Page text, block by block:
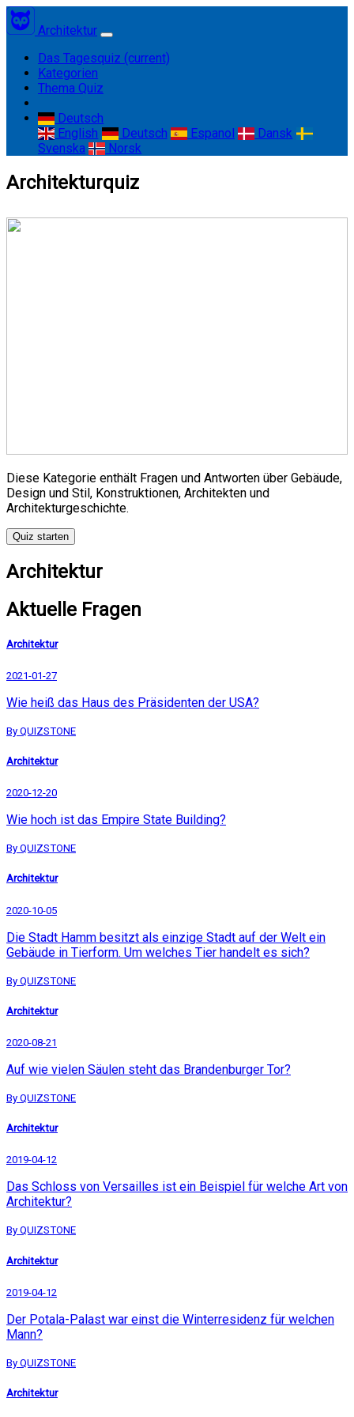
Architektur
Das Tagesquiz (current)
Kategorien
Thema Quiz
Deutsch
English
Deutsch Espanol
Dansk
Svenska
Norsk
Architekturquiz
Diese Kategorie enthält Fragen und Antworten über Gebäude,
Design und Stil, Konstruktionen, Architekten und
Architekturgeschichte.
Quiz starten
Architektur
Aktuelle Fragen
Architektur
2021-01-27
Wie heiß das Haus des Präsidenten der USA?
By QUIZSTONE
Architektur
2020-12-20
Wie hoch ist das Empire State Building?
By QUIZSTONE
Architektur
2020-10-05
Die Stadt Hamm besitzt als einzige Stadt auf der Welt ein
Gebäude in Tierform. Um welches Tier handelt es sich?
By QUIZSTONE
Architektur
2020-08-21
Auf wie vielen Säulen steht das Brandenburger Tor?
By QUIZSTONE
Architektur
2019-04-12
Das Schloss von Versailles ist ein Beispiel für welche Art von
Architektur?
By QUIZSTONE
Architektur
2019-04-12
Der Potala-Palast war einst die Winterresidenz für welchen
Mann?
By QUIZSTONE
Architektur